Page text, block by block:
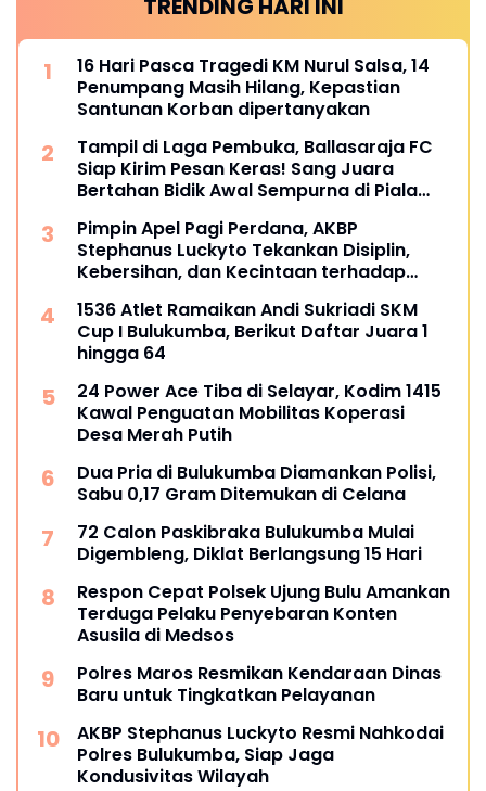
TRENDING HARI INI
16 Hari Pasca Tragedi KM Nurul Salsa, 14
Penumpang Masih Hilang, Kepastian
Santunan Korban dipertanyakan
Tampil di Laga Pembuka, Ballasaraja FC
Siap Kirim Pesan Keras! Sang Juara
Bertahan Bidik Awal Sempurna di Piala
Pimpin Apel Pagi Perdana, AKBP
Stephanus Luckyto Tekankan Disiplin,
Kebersihan, dan Kecintaan terhadap
1536 Atlet Ramaikan Andi Sukriadi SKM
Cup I Bulukumba, Berikut Daftar Juara 1
hingga 64
24 Power Ace Tiba di Selayar, Kodim 1415
Kawal Penguatan Mobilitas Koperasi
Desa Merah Putih
Dua Pria di Bulukumba Diamankan Polisi,
Sabu 0,17 Gram Ditemukan di Celana
72 Calon Paskibraka Bulukumba Mulai
Digembleng, Diklat Berlangsung 15 Hari
Respon Cepat Polsek Ujung Bulu Amankan
Terduga Pelaku Penyebaran Konten
Asusila di Medsos
Polres Maros Resmikan Kendaraan Dinas
Baru untuk Tingkatkan Pelayanan
AKBP Stephanus Luckyto Resmi Nahkodai
Polres Bulukumba, Siap Jaga
Kondusivitas Wilayah